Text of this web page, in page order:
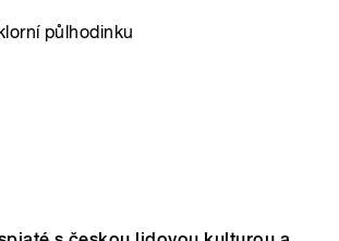
půlhodinku